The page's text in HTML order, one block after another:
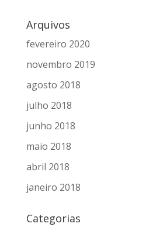
Arquivos
fevereiro 2020
novembro 2019
agosto 2018
julho 2018
junho 2018
maio 2018
abril 2018
janeiro 2018
Categorias